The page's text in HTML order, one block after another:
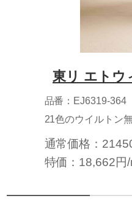
東リ エトウ
品番：EJ6319-364
21色のウイルトン
通常価格：
特価：18,662円/